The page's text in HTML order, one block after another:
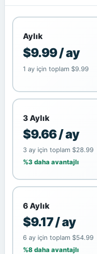
Aylık
$9.99 / ay
1 ay için toplam $9.99
3 Aylık
$9.66 / ay
3 ay için toplam $28.99
%3 daha avantajlı
6 Aylık
$9.17 / ay
6 ay için toplam $54.99
%8 daha avantajlı